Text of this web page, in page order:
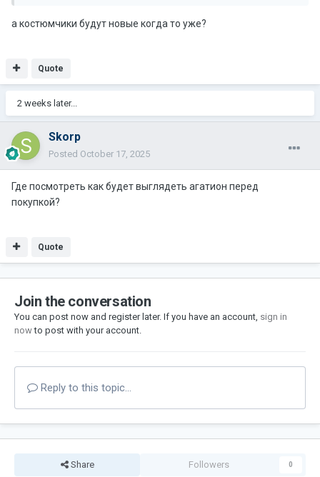
а костюмчики будут новые когда то уже?
Quote
2 weeks later...
Skorp
Posted October 17, 2025
Где посмотреть как будет выглядеть агатион перед
покупкой?
Quote
Join the conversation
You can post now and register later. If you have an account, sign in
nowto post with your account.
Reply to this topic...
Share Followers 0